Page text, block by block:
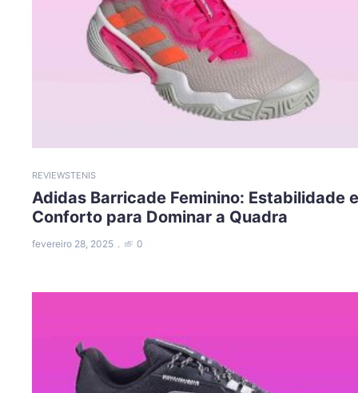
REVIEWSTENIS
Adidas Barricade Feminino: Estabilidade e
Conforto para Dominar a Quadra
fevereiro 28, 2025 0